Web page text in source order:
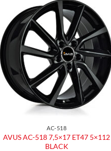
Aggiungi
alla lista
dei
desideri
AC-518
AVUS AC-518 7,5×17 ET47 5×112
BLACK